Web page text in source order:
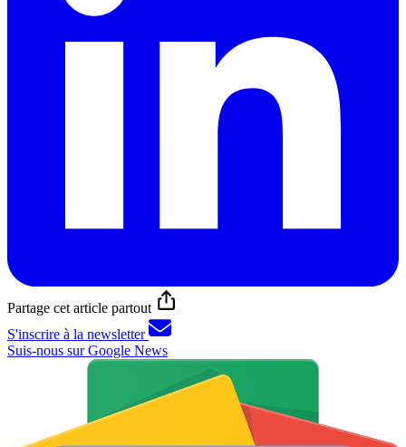
Partage cet article partout
S'inscrire à la newsletter
Suis-nous sur Google News